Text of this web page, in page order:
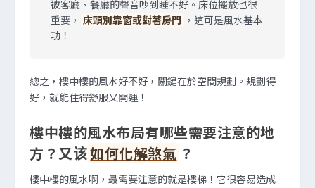
被客廳、餐廳的聲音吵到睡不好。床位擺放也很
重要， 床頭別靠窗或對著房門 ，這可是風水基本
功！
總之，樓中樓的風水好不好，關鍵在於空間規劃。規劃得
好，就能住得舒服又開運！
樓中樓的風水布局有哪些需要注意的地
方？又该如何化解煞氣 ？
樓中樓的風水啊，最需要注意的就是樓梯！它很容易造成